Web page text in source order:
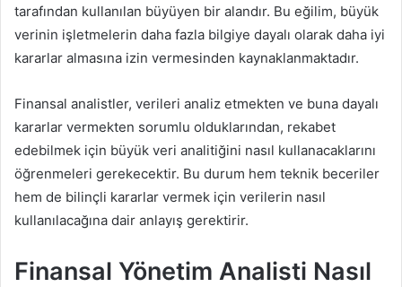
tarafından kullanılan büyüyen bir alandır. Bu eğilim, büyük
verinin işletmelerin daha fazla bilgiye dayalı olarak daha iyi
kararlar almasına izin vermesinden kaynaklanmaktadır.
Finansal analistler, verileri analiz etmekten ve buna dayalı
kararlar vermekten sorumlu olduklarından, rekabet
edebilmek için büyük veri analitiğini nasıl kullanacaklarını
öğrenmeleri gerekecektir. Bu durum hem teknik beceriler
hem de bilinçli kararlar vermek için verilerin nasıl
kullanılacağına dair anlayış gerektirir.
Finansal Yönetim Analisti Nasıl